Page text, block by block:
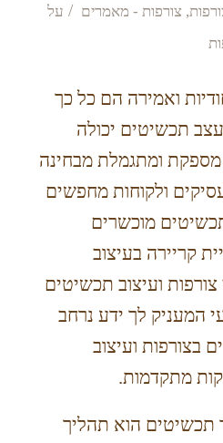
, צורפות - מאמרים / על
ואמירה הם כל כך
תכשיטים יכולה
ומתגמלת מבחינה
ולקוחות מחפשים
מוכשרים
קריירה בעיצוב
ועיצוב תכשיטים
המעניק לך ידע נרחב
בצורפות ועיצוב
מתקדמות.
תכשיטים הוא תהליך